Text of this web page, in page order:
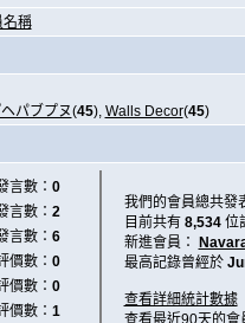
名稱
パブプヌ(45), Walls Decor(45)
言數： 0
言數： 2
言數： 6
價數： 0
價數： 0
價數： 1
我們的會員總共發
目前共有 8,534位
新進會員：
最高記錄曾經於
查看詳細統計數據
查看最近90天的會